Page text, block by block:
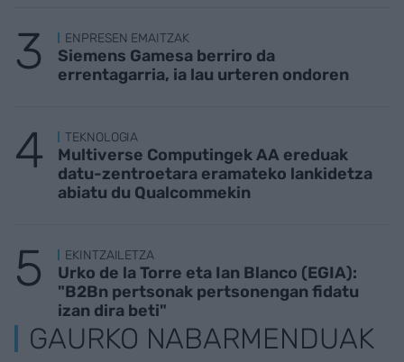
ENPRESEN EMAITZAK
Siemens Gamesa berriro da
errentagarria, ia lau urteren ondoren
TEKNOLOGIA
Multiverse Computingek AA ereduak
datu-zentroetara eramateko lankidetza
abiatu du Qualcommekin
EKINTZAILETZA
Urko de la Torre eta Ian Blanco (EGIA):
"B2Bn pertsonak pertsonengan fidatu
izan dira beti"
GAURKO NABARMENDUAK